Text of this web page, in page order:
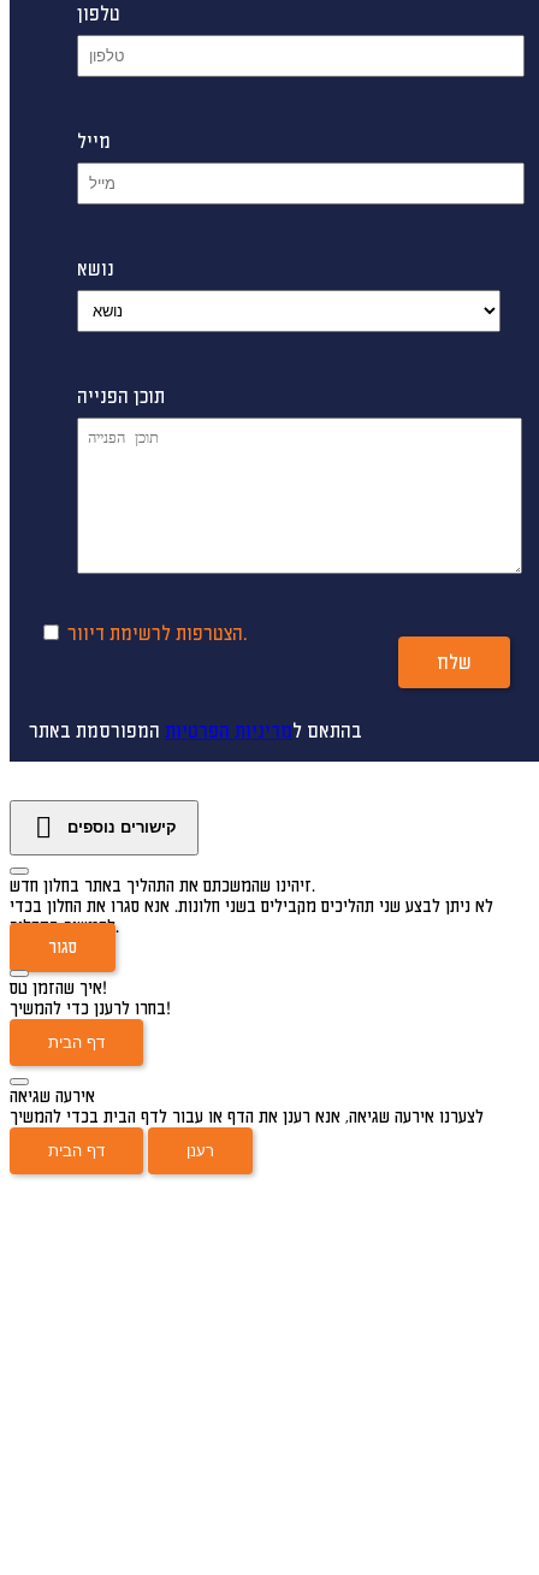
טלפון
מייל
נושא
תוכן הפנייה
הצטרפות לרשימת דיוור.
שלח
בהתאם למדיניות הפרטיות המפורסמת באתר
קישורים נוספים
זיהינו שהמשכתם את התהליך באתר בחלון חדש.
לא ניתן לבצע שני תהליכים מקבילים בשני חלונות. אנא סגרו את החלון בכדי
להמשיך בתהליך.
סגור
איך שהזמן טס!
בחרו לרענן כדי להמשיך!
דף הבית
אירעה שגיאה
לצערנו אירעה שגיאה, אנא רענן את הדף או עבור לדף הבית בכדי להמשיך
דף הבית רענן